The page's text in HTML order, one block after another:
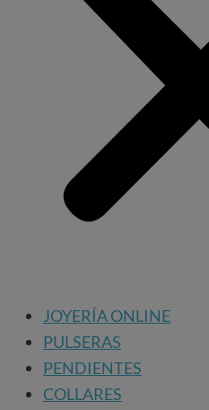
JOYERÍA ONLINE
PULSERAS
PENDIENTES
COLLARES